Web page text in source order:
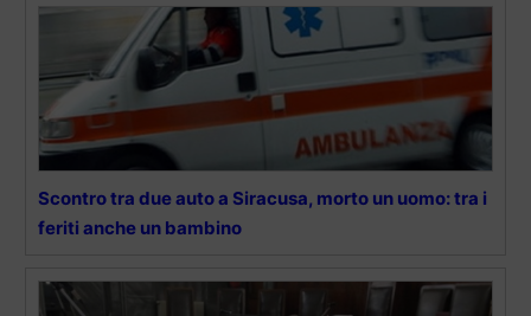
Scontro tra due auto a Siracusa, morto un uomo: tra i
feriti anche un bambino